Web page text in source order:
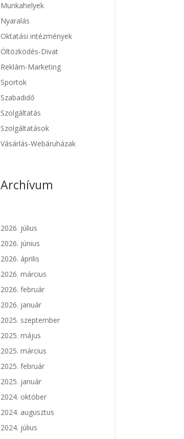
Munkahelyek
Nyaralás
Oktatási intézmények
Öltözködés-Divat
Reklám-Marketing
Sportok
Szabadidő
Szolgáltatás
Szolgáltatások
Vásárlás-Webáruházak
Archívum
2026. július
2026. június
2026. április
2026. március
2026. február
2026. január
2025. szeptember
2025. május
2025. március
2025. február
2025. január
2024. október
2024. augusztus
2024. július